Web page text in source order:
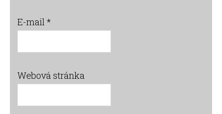
E-mail*
Webová stránka